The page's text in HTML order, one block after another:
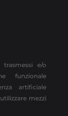
e/o
funzionale
artificiale
mezzi